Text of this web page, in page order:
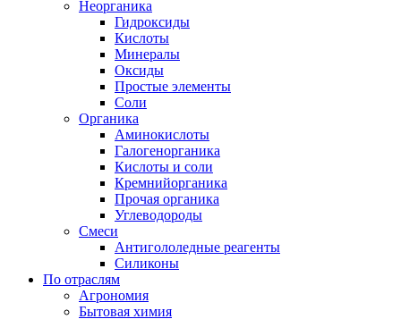
Неорганика
Гидроксиды
Кислоты
Минералы
Оксиды
Простые элементы
Соли
Органика
Аминокислоты
Галогенорганика
Кислоты и соли
Кремнийорганика
Прочая органика
Углеводороды
Смеси
Антигололедные реагенты
Силиконы
По отраслям
Агрономия
Бытовая химия